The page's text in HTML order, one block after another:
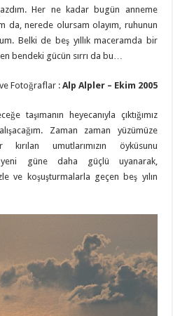
Her ne kadar bugün anneme
da, nerede olursam olayım, ruhunun
Belki de beş yıllık maceramda bir
bendeki gücün sırrı da bu…
ve Fotoğraflar :Alp Alpler – Ekim 2005
taşımanın heyecanıyla çıktığımız
Zaman zaman yüzümüze
umutlarımızın öyküsunu
yeni güne daha güçlü uyanarak,
ve koşuşturmalarla geçen beş yılın